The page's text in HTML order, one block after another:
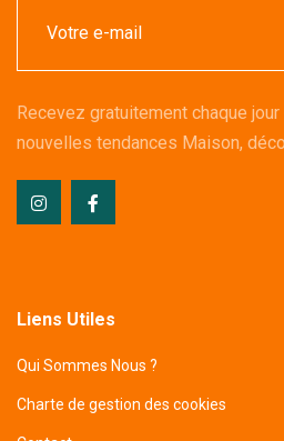
Recevez gratuitement chaque
nouvelles tendances Maison,
Liens Utiles
Qui Sommes Nous ?
Charte de gestion des cookies